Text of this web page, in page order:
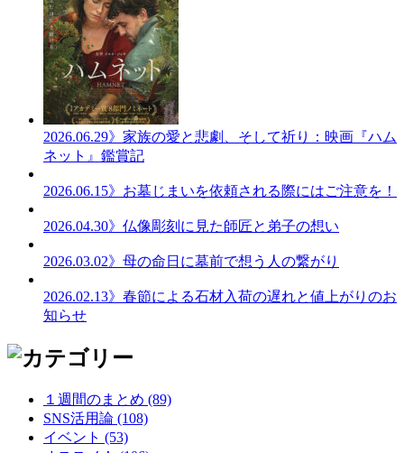
2026.06.29》家族の愛と悲劇、そして祈り：映画『ハム
ネット』鑑賞記
2026.06.15》お墓じまいを依頼される際にはご注意を！
2026.04.30》仏像彫刻に見た師匠と弟子の想い
2026.03.02》母の命日に墓前で想う人の繋がり
2026.02.13》春節による石材入荷の遅れと値上がりのお
知らせ
１週間のまとめ (89)
SNS活用論 (108)
イベント (53)